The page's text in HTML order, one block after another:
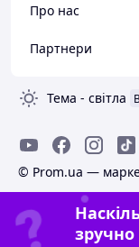
Про нас
Партнери
Тема - світла
© Prom.ua —
зручно